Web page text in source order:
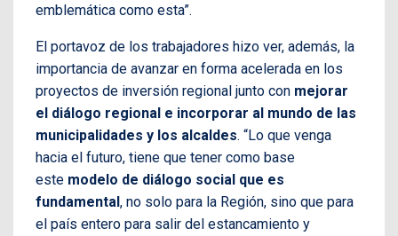
emblemática como esta”.
El portavoz de los trabajadores hizo ver, además, la
importancia de avanzar en forma acelerada en los
proyectos de inversión regional junto con mejorar
el diálogo regional e incorporar al mundo de las
municipalidades y los alcaldes. “Lo que venga
hacia el futuro, tiene que tener como base
este modelo de diálogo social que es
fundamental, no solo para la Región, sino que para
el país entero para salir del estancamiento y